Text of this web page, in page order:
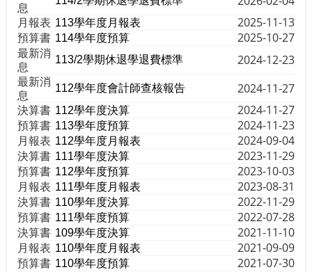
息
月報表 113學年度月報表
2025-11-13
預算書 114學年度預算
2025-10-27
最新消
息
113/2學期休退學退費標準
2024-12-23
最新消
息
112學年度會計師查核報告
2024-11-27
決算書 112學年度決算
2024-11-27
預算書 113學年度預算
2024-11-23
月報表 112學年度月報表
2024-09-04
決算書 111學年度決算
2023-11-29
預算書 112學年度預算
2023-10-03
月報表 111學年度月報表
2023-08-31
決算書 110學年度決算
2022-11-29
預算書 111學年度預算
2022-07-28
決算書 109學年度決算
2021-11-10
月報表 110學年度月報表
2021-09-09
預算書 110學年度預算 2021-07-30